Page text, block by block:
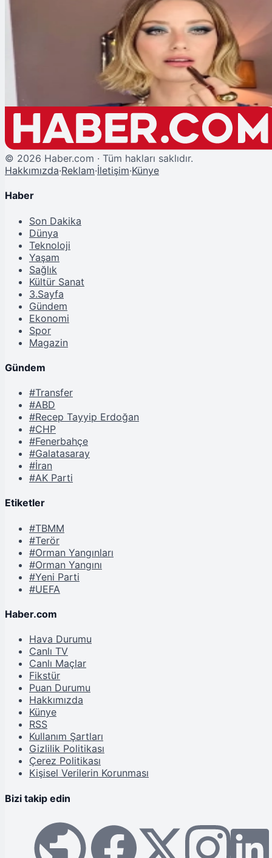
Hazal Kaya Doğum Gününü 'Haklıyım' Konseptli Bir Partiyle Kutladı
© 2026 Haber.com · Tüm hakları saklıdır.
Hakkımızda·Reklam·İletişim·Künye
Haber
Son Dakika
Dünya
Teknoloji
Yaşam
Sağlık
Kültür Sanat
3.Sayfa
Gündem
Ekonomi
Spor
Magazin
Gündem
#Transfer
#ABD
#Recep Tayyip Erdoğan
#CHP
#Fenerbahçe
#Galatasaray
#İran
#AK Parti
Etiketler
#TBMM
#Terör
#Orman Yangınları
#Orman Yangını
#Yeni Parti
#UEFA
Haber.com
Hava Durumu
Canlı TV
Canlı Maçlar
Fikstür
Puan Durumu
Hakkımızda
Künye
RSS
Kullanım Şartları
Gizlilik Politikası
Çerez Politikası
Kişisel Verilerin Korunması
Bizi takip edin